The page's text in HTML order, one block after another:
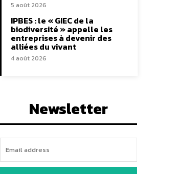
5 août 2026
IPBES : le « GIEC de la
biodiversité » appelle les
entreprises à devenir des
alliées du vivant
4 août 2026
Newsletter